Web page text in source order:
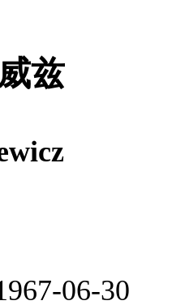
兹
06-30